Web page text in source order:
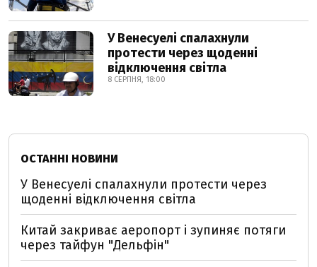
У Венесуелі спалахнули
протести через щоденні
відключення світла
8 СЕРПНЯ, 18:00
ОСТАННІ НОВИНИ
У Венесуелі спалахнули протести через
щоденні відключення світла
Китай закриває аеропорт і зупиняє потяги
через тайфун "Дельфін"